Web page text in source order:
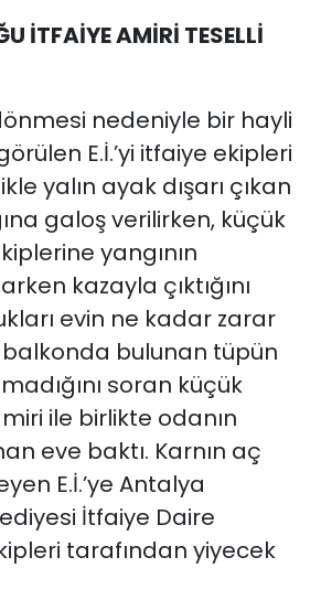
İTFAİYE AMİRİ TESELLİ
nedeniyle bir hayli
E.İ.’yi itfaiye ekipleri
yalın ayak dışarı çıkan
galoş verilirken, küçük
yangının
kazayla çıktığını
evin ne kadar zarar
bulunan tüpün
soran küçük
ile birlikte odanın
eve baktı. Karnın aç
E.İ.’ye Antalya
İtfaiye Daire
tarafından yiyecek